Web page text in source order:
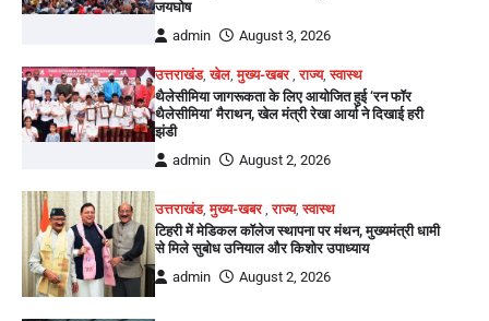
जयघोष
admin
August 3, 2026
उत्तराखंड,खेल,मुख्य-खबर ,राज्य,स्वास्थ
थैलेसीमिया जागरूकता के लिए आयोजित हुई ‘रन फॉर
थैलेसीमिया’ मैराथन, खेल मंत्री रेखा आर्या ने दिखाई हरी
झंडी
admin
August 2, 2026
उत्तराखंड,मुख्य-खबर,राज्य,स्वास्थ
टिहरी में मेडिकल कॉलेज स्थापना पर मंथन, मुख्यमंत्री धामी
से मिले सुबोध उनियाल और किशोर उपाध्याय
admin
August 2, 2026